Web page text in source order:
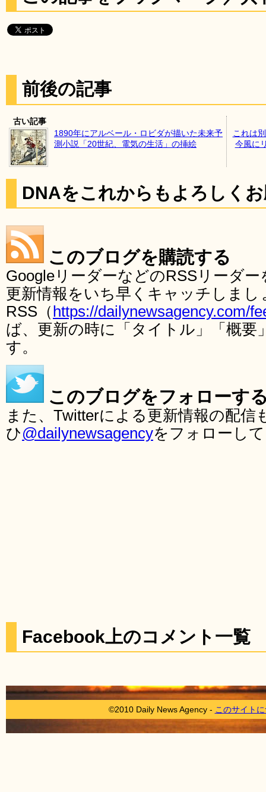
前後の記事
古い記事
1890年にアルベール・ロビダが描いた未来予
測小説「20世紀、電気の生活」の挿絵
これは
今風に
DNAをこれからもよろしく
このブログを購読する
GoogleリーダーなどのRSSリーダ
更新情報をいち早くキャッチしま
RSS（ https://dailynewsagency.com/
ば、更新の時に「タイトル」「概要
す。
このブログをフォローす
また、Twitterによる更新情報の配
ひ@dailynewsagencyをフォローし
Facebook上のコメント一覧
©2010 Daily News Agency - このサイト